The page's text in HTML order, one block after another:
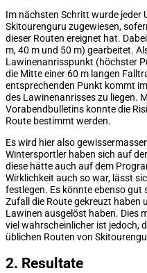
Im nächsten Schritt wurde jeder
Skitourenguru zugewiesen,
dieser Routen ereignet hat.
m, 40 m und 50 m) gearbeitet.
Lawinenanrisspunkt (höchster
die Mitte einer 60 m langen
entsprechenden Punkt kommt
des Lawinenanrisses zu liegen.
Vorabendbulletins konnte die
Route bestimmt werden.
Es wird hier also
Wintersportler haben sich auf
diese hätte auch auf dem
Wirklichkeit auch so war, lässt
festlegen. Es könnte ebenso gut
Zufall die Route gekreuzt haben
Lawinen ausgelöst haben. Dies
viel wahrscheinlicher ist jedoch,
üblichen Routen von
2. Resultate